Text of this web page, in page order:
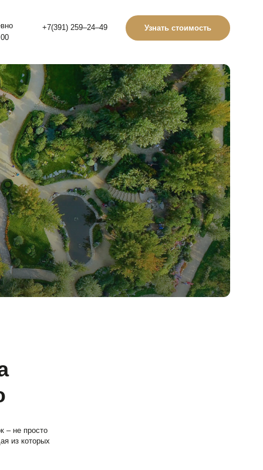
259‒24‒49 Узнать стоимость